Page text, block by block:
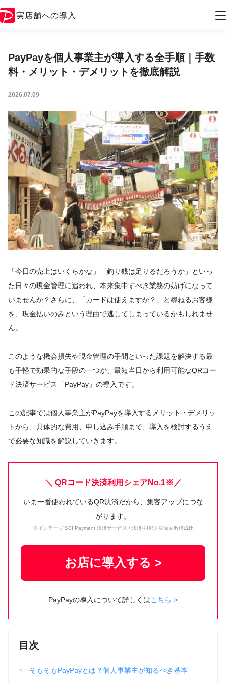
実店舗への導入
PayPayを個人事業主が導入する全手順｜手数
料・メリット・デメリットを徹底解説
2026.07.09
「今日の売上はいくらかな」「釣り銭は足りるだろうか」といっ
た日々の現金管理に追われ、本来集中すべき業務の妨げになって
いませんか？さらに、「カードは使えますか？」と尋ねるお客様
を、現金払いのみという理由で逃してしまっているかもしれませ
ん。
このような機会損失や現金管理の手間といった課題を解決する最
も手軽で効果的な手段の一つが、最短当日から利用可能なQRコー
ド決済サービス「PayPay」の導入です。
この記事では個人事業主がPayPayを導入するメリット・デメリッ
トから、具体的な費用、申し込み手順まで、導入を検討するうえ
で必要な知識を解説していきます。
＼ QRコード決済利用シェアNo.1※／
いま一番使われているQR決済だから、集客アップにつな
がります。
※インテージ SCI Payment 決済サービス / 決済手段別 決済回数構成比
お店に導入する >
PayPayの導入について詳しくはこちら >
目次
そもそもPayPayとは？個人事業主が知るべき基本